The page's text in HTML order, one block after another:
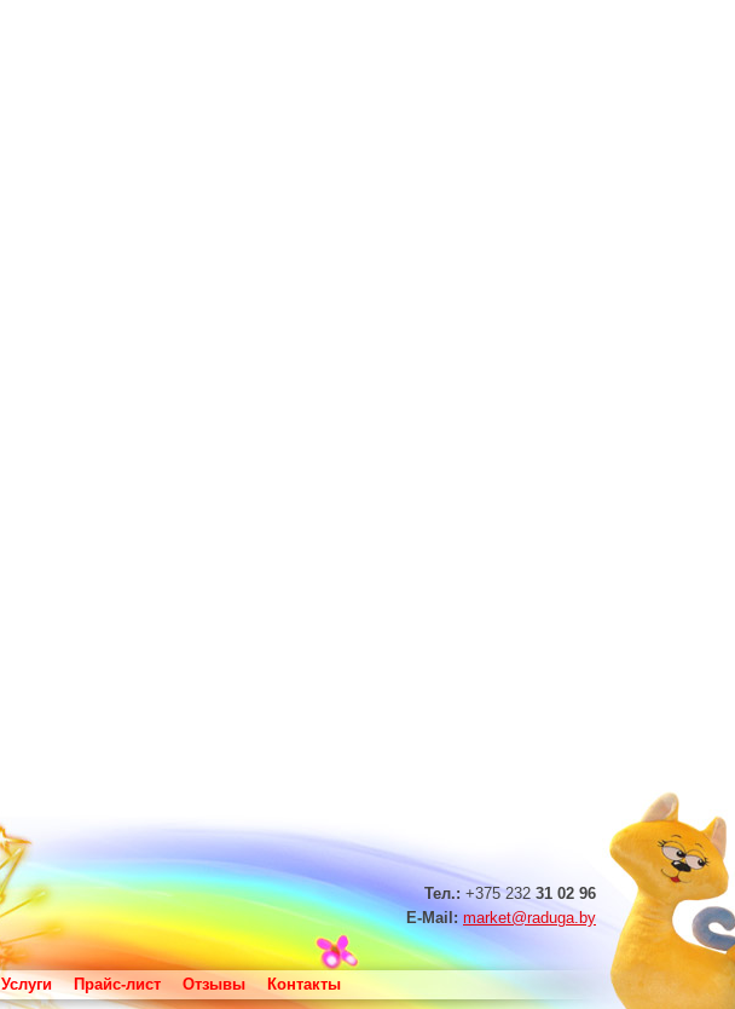
Услуги Прайс-лист Отзывы Контакты
Тел.: +375 232 31 02 96
E-Mail: market@raduga.by